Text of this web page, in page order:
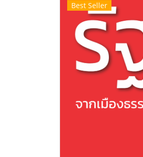
Best Seller